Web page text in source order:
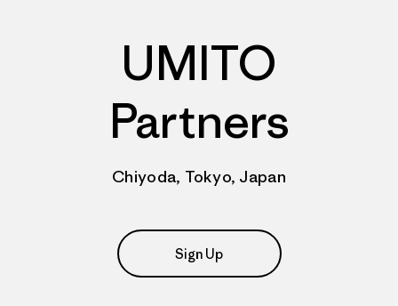
UMITO
Partners
Chiyoda, Tokyo, Japan
Sign Up